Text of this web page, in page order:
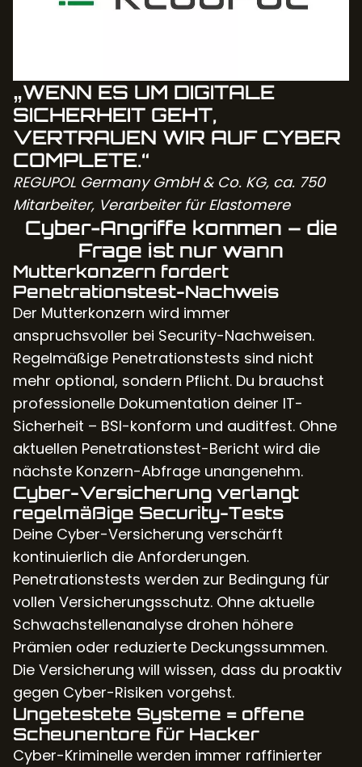
„WENN ES UM DIGITALE
SICHERHEIT GEHT,
VERTRAUEN WIR AUF CYBER
COMPLETE.“
REGUPOL Germany GmbH & Co. KG, ca. 750
Mitarbeiter, Verarbeiter für Elastomere
Cyber-Angriffe kommen – die
Frage ist nur wann
Mutterkonzern fordert
Penetrationstest-Nachweis
Der Mutterkonzern wird immer
anspruchsvoller bei Security-Nachweisen.
Regelmäßige Penetrationstests sind nicht
mehr optional, sondern Pflicht. Du brauchst
professionelle Dokumentation deiner IT-
Sicherheit – BSI-konform und auditfest. Ohne
aktuellen Penetrationstest-Bericht wird die
nächste Konzern-Abfrage unangenehm.
Cyber-Versicherung verlangt
regelmäßige Security-Tests
Deine Cyber-Versicherung verschärft
kontinuierlich die Anforderungen.
Penetrationstests werden zur Bedingung für
vollen Versicherungsschutz. Ohne aktuelle
Schwachstellenanalyse drohen höhere
Prämien oder reduzierte Deckungssummen.
Die Versicherung will wissen, dass du proaktiv
gegen Cyber-Risiken vorgehst.
Ungetestete Systeme = offene
Scheunentore für Hacker
Cyber-Kriminelle werden immer raffinierter